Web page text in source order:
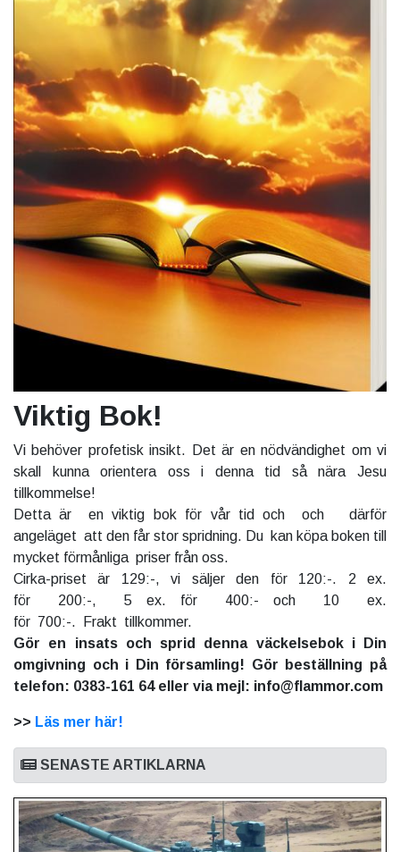
Viktig Bok!
Vi behöver profetisk insikt. Det är en nödvändighet om vi
skall kunna orientera oss i denna tid så nära Jesu
tillkommelse!
Detta är en viktig bok för vår tid och och därför
angeläget att den får stor spridning. Du kan köpa boken till
mycket förmånliga priser från oss.
Cirka-priset är 129:-, vi säljer den för 120:-. 2 ex.
för 200:-, 5 ex. för 400:- och 10 ex.
för 700:-. Frakt tillkommer.
Gör en insats och sprid denna väckelsebok i Din
omgivning och i Din församling! Gör beställning på
telefon: 0383-161 64 eller via mejl: info@flammor.com
>> Läs mer här!
SENASTE ARTIKLARNA